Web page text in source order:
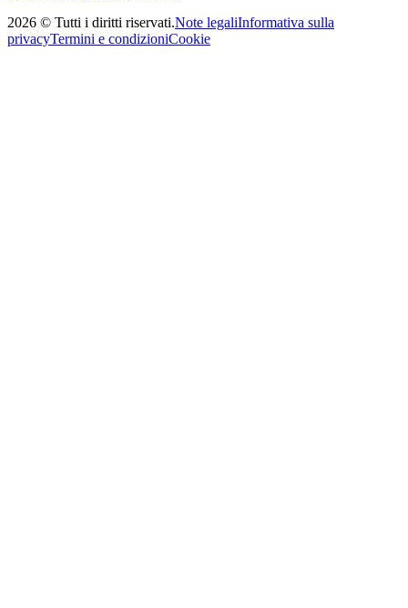
2026 © Tutti i diritti riservati.Note legaliInformativa sulla
privacyTermini e condizioniCookie